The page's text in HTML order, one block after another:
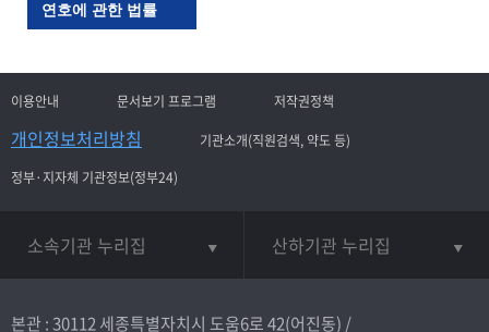
연호에 관한 법률
이용안내 문서보기 프로그램 저작권정책
개인정보처리방침
기관소개(직원검색, 약도 등)
정부·지자체 기관정보(정부24)
소속기관 누리집 산하기관 누리집
본관 : 30112 세종특별자치시 도움6로 42(어진동) /